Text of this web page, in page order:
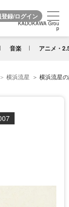
KADOKAWA Grou
p
音楽 アニメ・
KADOKAWA Grou
p
横浜流星 横浜流星